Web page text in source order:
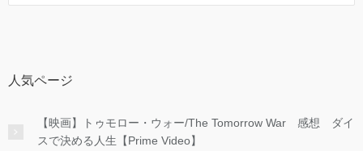
人気ページ
【映画】トゥモロー・ウォー/The Tomorrow War 感想 ダイ
スで決める人生【Prime Video】